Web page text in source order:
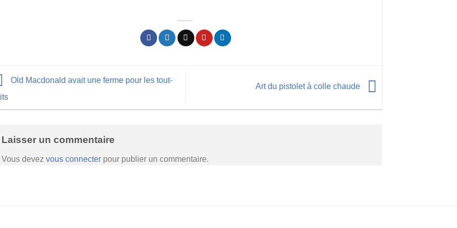
Old Macdonald avait une ferme pour les tout-
Art du pistolet à colle chaude
Laisser un commentaire
Vous devez vous connecterpour publier un commentaire.